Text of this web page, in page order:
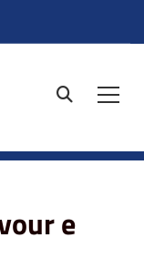
site.searc
e